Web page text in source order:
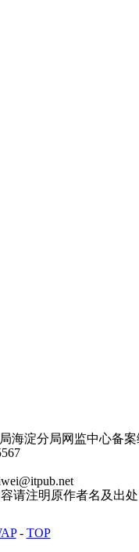
海淀分局网监中心备案
请注明原作者名及出处
- TOP